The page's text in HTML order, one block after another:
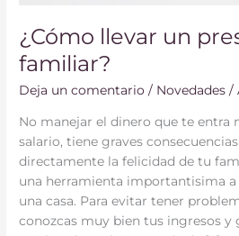
¿Cómo llevar un
familiar?
Deja un comentario / Novedades /
No manejar el dinero que te entra
salario, tiene graves
directamente la felicidad de tu
una herramienta importantisima a
una casa. Para evitar tener
conozcas muy bien tus ingresos y